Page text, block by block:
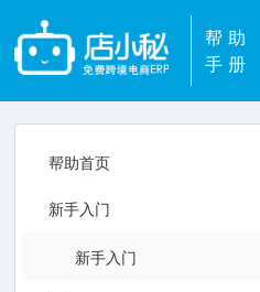
帮助
手册
帮助首页
新手入门
新手入门